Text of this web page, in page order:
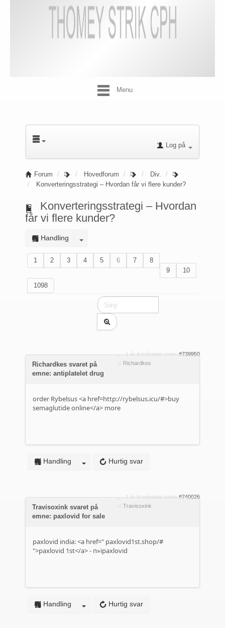
Menu
Log på
Forum Hovedforum
Div.
Konverteringsstrategi – Hvordan får vi flere kunder?
Konverteringsstrategi – Hvordan
får vi flere kunder?
Handling
1 2 3 4 5 6 7
8
9
10
1098
1 år 9 måneder siden #739950
Richardkes
Richardkes svaret på
emne: antiplatelet drug
order Rybelsus <a href=http://rybelsus.icu/#>buy
semaglutide online</a> more
Hurtig svar
Handling
1 år 9 måneder siden #740026
Travisoxink
Travisoxink svaret på
emne: paxlovid for sale
paxlovid india: <a href=" paxlovid1st.shop/#
">paxlovid 1st</a> - п»їpaxlovid
Hurtig svar
Handling